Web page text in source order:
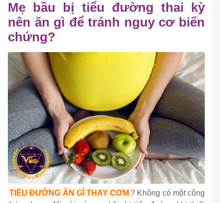
Mẹ bầu bị tiểu đường thai kỳ
nên ăn gì để tránh nguy cơ biến
chứng?
TIỂU ĐƯỜNG ĂN GÌ THAY CƠM ? Không có một công